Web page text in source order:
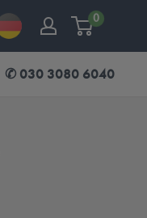
0
✆ 030 3080 6040